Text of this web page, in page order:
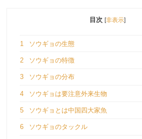
目次 [非表示]
1 ソウギョの生態
2 ソウギョの特徴
3 ソウギョの分布
4 ソウギョは要注意外来生物
5 ソウギョとは中国四大家魚
6 ソウギョのタックル